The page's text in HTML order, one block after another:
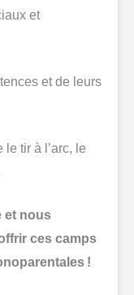
et
et de leurs
tir à l’arc, le
et nous
ces camps
!